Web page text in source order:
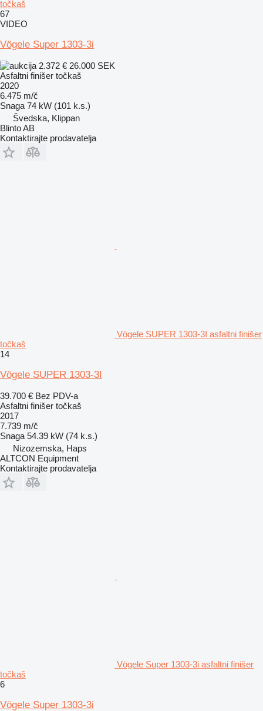
točkaš
67
VIDEO
Vögele Super 1303-3i
2.372 € 26.000 SEK
Asfaltni finišer točkaš
2020
6.475 m/č
Snaga 74 kW (101 k.s.)
Švedska, Klippan
Blinto AB
Kontaktirajte prodavatelja
Vögele SUPER 1303-3I asfaltni finišer
točkaš
14
Vögele SUPER 1303-3I
39.700 € Bez PDV-a
Asfaltni finišer točkaš
2017
7.739 m/č
Snaga 54.39 kW (74 k.s.)
Nizozemska, Haps
ALTCON Equipment
Kontaktirajte prodavatelja
Vögele Super 1303-3i asfaltni finišer
točkaš
6
Vögele Super 1303-3i